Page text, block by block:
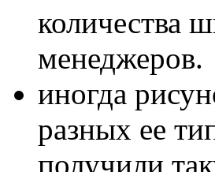
количества
менеджеров.
иногда
разных ее
получили